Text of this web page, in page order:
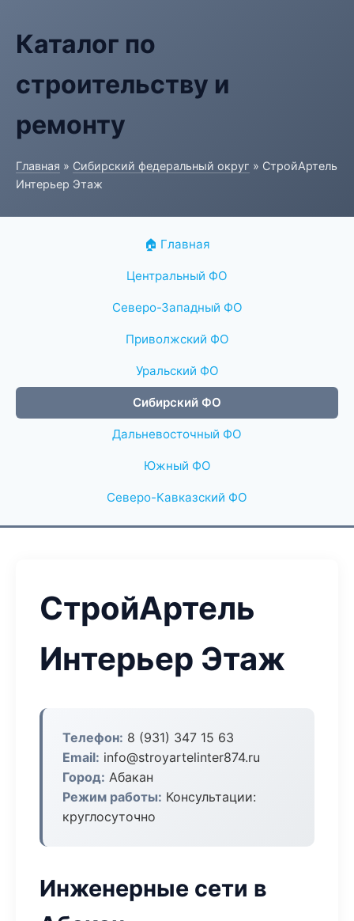
Каталог по
строительству и
ремонту
Главная » Сибирский федеральный округ » СтройАртель
Интерьер Этаж
🏠 Главная
Центральный ФО
Северо-Западный ФО
Приволжский ФО
Уральский ФО
Сибирский ФО
Дальневосточный ФО
Южный ФО
Северо-Кавказский ФО
СтройАртель
Интерьер Этаж
Телефон: 8 (931) 347 15 63
Email: info@stroyartelinter874.ru
Город: Абакан
Режим работы: Консультации:
круглосуточно
Инженерные сети в